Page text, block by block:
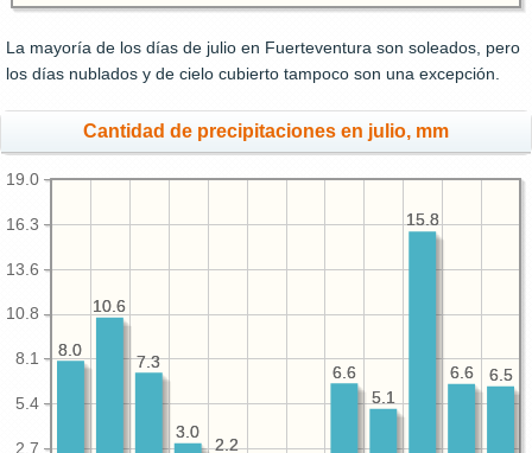
La mayoría de los días de julio en Fuerteventura son soleados, pero
los días nublados y de cielo cubierto tampoco son una excepción.
Cantidad de precipitaciones en julio, mm
2.7
5.4
8.1
10.8
13.6
16.3
19.0
6.5
6.6
15.8
5.1
6.6
2.2
3.0
7.3
10.6
8.0
6.5
6.6
15.8
5.1
6.6
2.2
3.0
7.3
10.6
8.0